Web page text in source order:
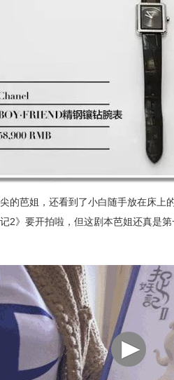
的芭姐，还看到了小白随手放在床上
2》要开拍啦，但这剧本芭姐还真是第